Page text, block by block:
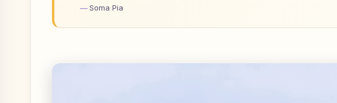
Soma Pia